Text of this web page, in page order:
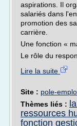
aspirations. Il
salariés dans
promotion des
carrière.
Une fonction «
Le rôle du
Lire la suite
Site : pole-
Thèmes liés :
ressources
fonction